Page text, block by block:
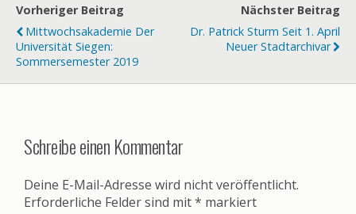
Vorheriger Beitrag
Mittwochsakademie Der
Universität Siegen:
Sommersemester 2019
Nächster Beitrag
Dr. Patrick Sturm Seit 1. April
Neuer Stadtarchivar
Schreibe einen Kommentar
Deine E-Mail-Adresse wird nicht veröffentlicht.
Erforderliche Felder sind mit* markiert